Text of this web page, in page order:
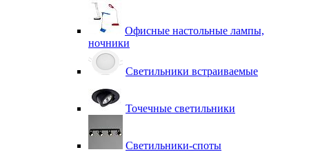
Офисные настольные лампы,
ночники
Светильники встраиваемые
Точечные светильники
Светильники-споты